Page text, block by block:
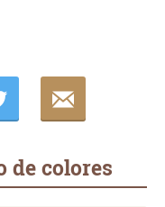
de colores